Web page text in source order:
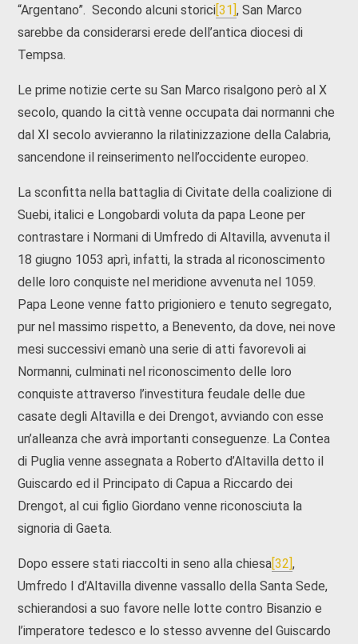
“Argentano”. Secondo alcuni storici[31], San Marco
sarebbe da considerarsi erede dell’antica diocesi di
Tempsa.
Le prime notizie certe su San Marco risalgono però al X
secolo, quando la città venne occupata dai normanni che
dal XI secolo avvieranno la rilatinizzazione della Calabria,
sancendone il reinserimento nell’occidente europeo.
La sconfitta nella battaglia di Civitate della coalizione di
Suebi, italici e Longobardi voluta da papa Leone per
contrastare i Normani di Umfredo di Altavilla, avvenuta il
18 giugno 1053 aprì, infatti, la strada al riconoscimento
delle loro conquiste nel meridione avvenuta nel 1059.
Papa Leone venne fatto prigioniero e tenuto segregato,
pur nel massimo rispetto, a Benevento, da dove, nei nove
mesi successivi emanò una serie di atti favorevoli ai
Normanni, culminati nel riconoscimento delle loro
conquiste attraverso l’investitura feudale delle due
casate degli Altavilla e dei Drengot, avviando con esse
un’alleanza che avrà importanti conseguenze. La Contea
di Puglia venne assegnata a Roberto d’Altavilla detto il
Guiscardo ed il Principato di Capua a Riccardo dei
Drengot, al cui figlio Giordano venne riconosciuta la
signoria di Gaeta.
Dopo essere stati riaccolti in seno alla chiesa[32],
Umfredo I d’Altavilla divenne vassallo della Santa Sede,
schierandosi a suo favore nelle lotte contro Bisanzio e
l’imperatore tedesco e lo stesso avvenne del Guiscardo